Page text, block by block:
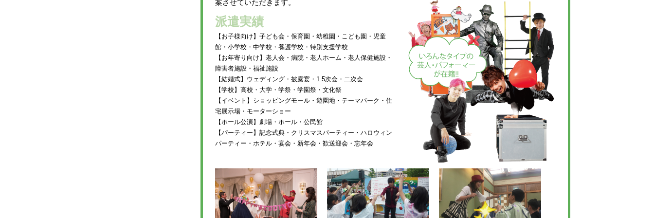
案させていただきます。
派遣実績
【お子様向け】子ども会・保育園・幼稚園・こども園・児童
館・小学校・中学校・養護学校・特別支援学校
【お年寄り向け】老人会・病院・老人ホーム・老人保健施設・
障害者施設・福祉施設
【結婚式】ウェディング・披露宴・1.5次会・二次会
【学校】高校・大学・学祭・学園祭・文化祭
【イベント】ショッピングモール・遊園地・テーマパーク・住
宅展示場・モーターショー
【ホール公演】劇場・ホール・公民館
【パーティー】記念式典・クリスマスパーティー・ハロウィン
パーティー・ホテル・宴会・新年会・歓送迎会・忘年会